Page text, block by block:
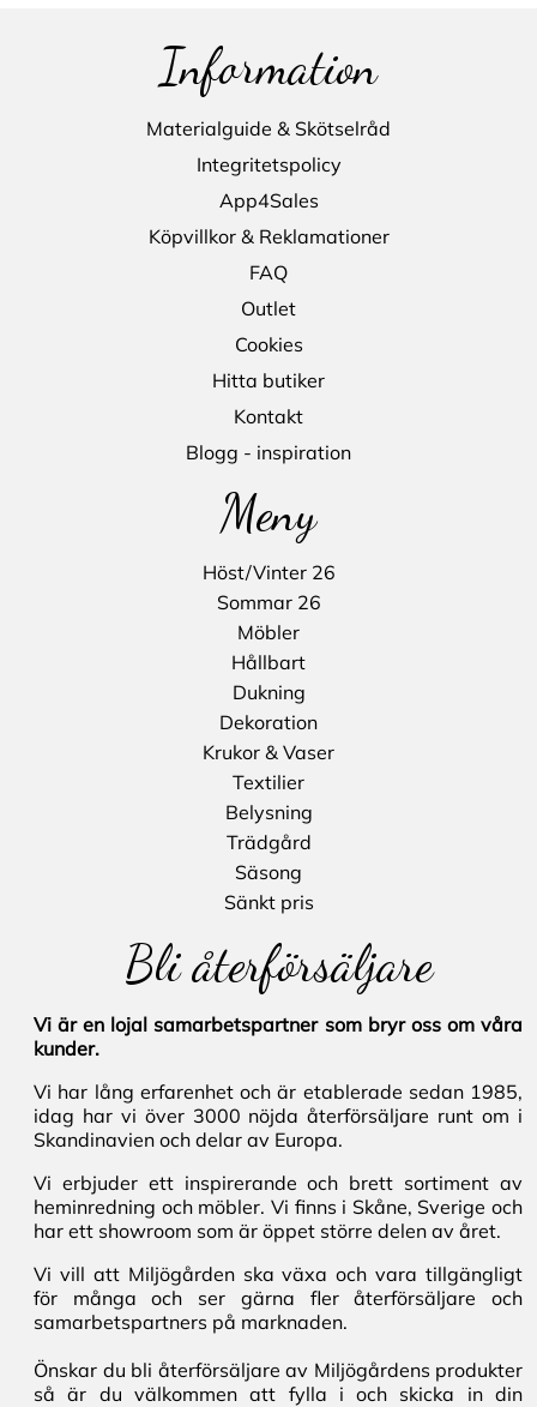
Information
Materialguide & Skötselråd
Integritetspolicy
App4Sales
Köpvillkor & Reklamationer
FAQ
Outlet
Cookies
Hitta butiker
Kontakt
Blogg - inspiration
Meny
Höst/Vinter 26
Sommar 26
Möbler
Hållbart
Dukning
Dekoration
Krukor & Vaser
Textilier
Belysning
Trädgård
Säsong
Sänkt pris
Bli återförsäljare
Vi är en lojal samarbetspartner som bryr oss om våra
kunder.
Vi har lång erfarenhet och är etablerade sedan 1985,
idag har vi över 3000 nöjda återförsäljare runt om i
Skandinavien och delar av Europa.
Vi erbjuder ett inspirerande och brett sortiment av
heminredning och möbler. Vi finns i Skåne, Sverige och
har ett showroom som är öppet större delen av året.
Vi vill att Miljögården ska växa och vara tillgängligt
för många och ser gärna fler återförsäljare och
samarbetspartners på marknaden.
Önskar du bli återförsäljare av Miljögårdens produkter
så är du välkommen att fylla i och skicka in din